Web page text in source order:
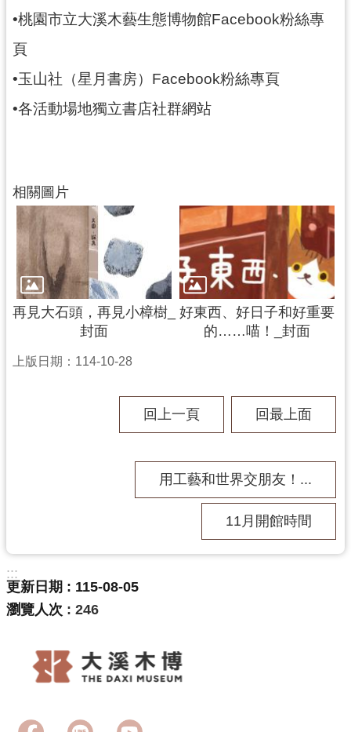
•桃園市立大溪木藝生態博物館Facebook粉絲專
頁
•玉山社（星月書房）Facebook粉絲專頁
•各活動場地獨立書店社群網站
相關圖片
再見大石頭，再見小樟樹_
封面
好東西、好日子和好重要
的……喵！_封面
上版日期：114-10-28
回上一頁 回最上面
用工藝和世界交朋友！...
11月開館時間
:::
更新日期
115-08-05
瀏覽人次
246